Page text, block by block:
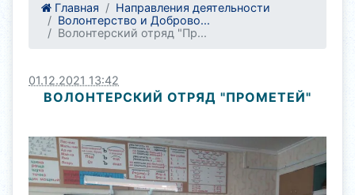
Главная
Направления деятельности
Волонтерство и Доброво...
Волонтерский отряд "Пр...
01.12.2021 13:42
ВОЛОНТЕРСКИЙ ОТРЯД "ПРОМЕТЕЙ"